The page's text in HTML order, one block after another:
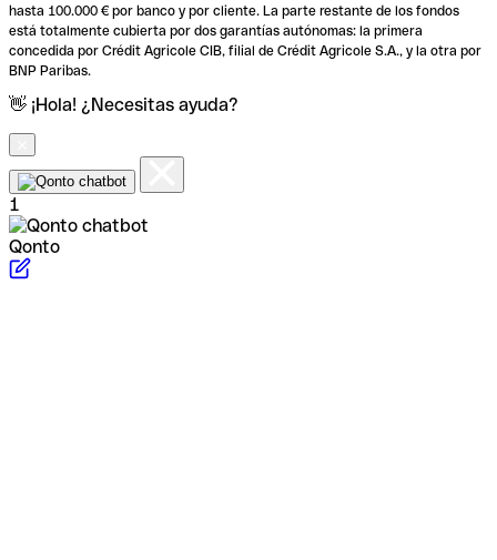
hasta 100.000 € por banco y por cliente. La parte restante de los fondos
está totalmente cubierta por dos garantías autónomas: la primera
concedida por Crédit Agricole CIB, filial de Crédit Agricole S.A., y la otra por
BNP Paribas.
👋 ¡Hola! ¿Necesitas ayuda?
1
Qonto